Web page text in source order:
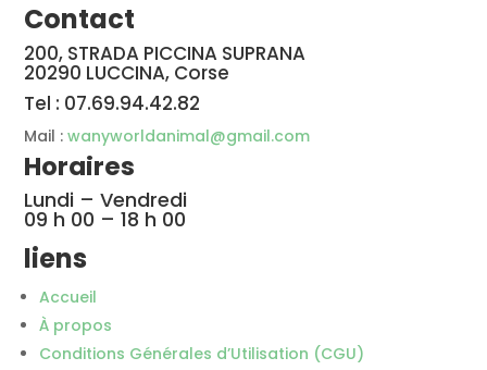
Contact
200, STRADA PICCINA SUPRANA
20290 LUCCINA, Corse
Tel : 07.69.94.42.82
Mail :wanyworldanimal@gmail.com
Horaires
Lundi – Vendredi
09 h 00 – 18 h 00
liens
Accueil
À propos
Conditions Générales d’Utilisation (CGU)